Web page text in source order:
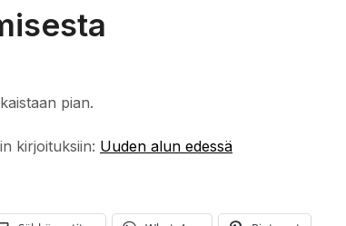
pian.
kirjoituksiin: Uuden alun edessä